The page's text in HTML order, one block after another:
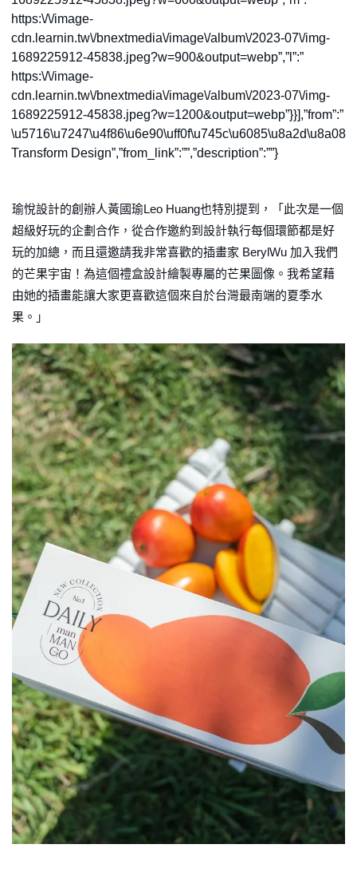
https:\/\/image-
cdn.learnin.tw\/bnextmedia\/image\/album\/2023-07\/img-
1689225912-45838.jpeg?w=900&output=webp”,”l”:”
https:\/\/image-
cdn.learnin.tw\/bnextmedia\/image\/album\/2023-07\/img-
1689225912-45838.jpeg?w=1200&output=webp”}}],”from”:”
\u5716\u7247\u4f86\u6e90\uff0f\u745c\u6085\u8a2d\u8a08
Transform Design”,”from_link”:””,”description”:””}
瑜悅設計的創辦人黃國瑜Leo Huang也特別提到，「此次是一個
超級好玩的企劃合作，從合作邀約到設計執行每個環節都是好
玩的加總，而且還邀請我非常喜歡的插畫家 BerylWu 加入我們
的芒果宇宙！為這個禮盒設計繪製專屬的芒果圖像。我希望藉
由她的插畫能讓大家更喜歡這個來自於台灣最南端的夏季水
果。」